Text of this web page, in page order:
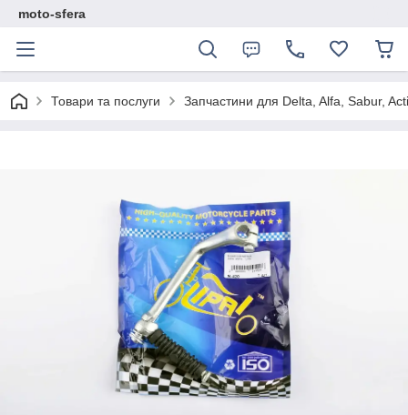
moto-sfera
Товари та послуги Запчастини для Delta, Alfa, Sabur,